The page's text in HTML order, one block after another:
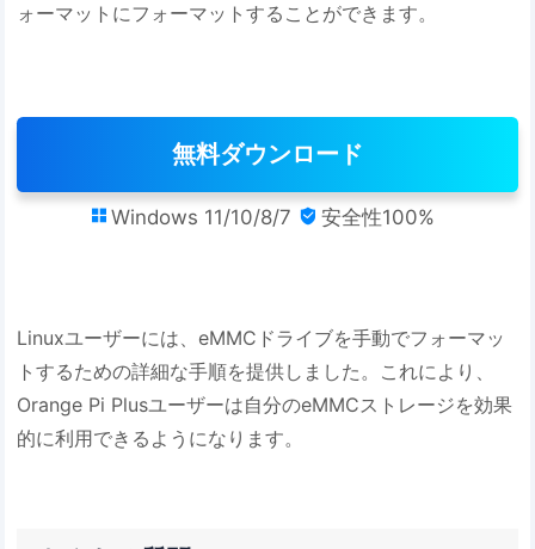
ォーマットにフォーマットすることができます。
無料ダウンロード
 Windows 11/10/8/7  安全性100%
Linuxユーザーには、eMMCドライブを手動でフォーマッ
トするための詳細な手順を提供しました。これにより、
Orange Pi Plusユーザーは自分のeMMCストレージを効果
的に利用できるようになります。